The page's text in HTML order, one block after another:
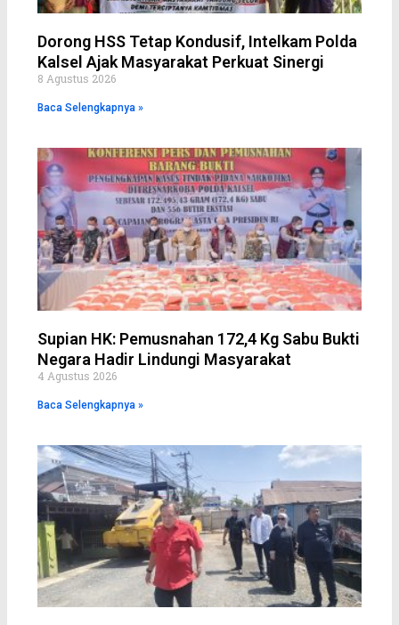
Dorong HSS Tetap Kondusif, Intelkam Polda
Kalsel Ajak Masyarakat Perkuat Sinergi
8 Agustus 2026
Baca Selengkapnya »
Supian HK: Pemusnahan 172,4 Kg Sabu Bukti
Negara Hadir Lindungi Masyarakat
4 Agustus 2026
Baca Selengkapnya »